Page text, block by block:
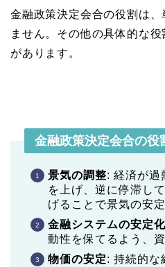
金融政策決定会合の役割は、
ません。その他の具体的な
があります。
金融政策決定会合の役
景気の調整: 経済が過
を上げ、逆に停滞し
げることで景気の安
金融システムの安定化
動性を保てるよう、
物価の安定: 持続的な